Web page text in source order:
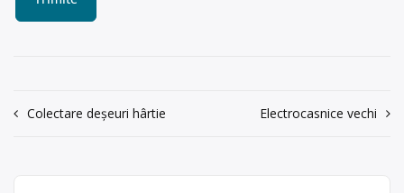
Navigare
Colectare deșeuri hârtie Electrocasnice vechi